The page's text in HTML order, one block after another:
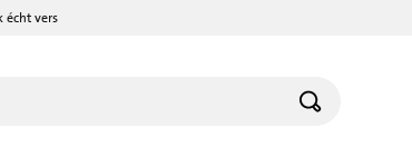
écht vers